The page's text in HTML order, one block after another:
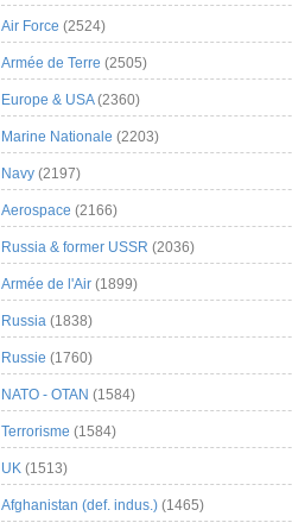
Air Force (2524)
Armée de Terre (2505)
Europe & USA(2360)
Marine Nationale (2203)
Navy (2197)
Aerospace (2166)
Russia & former USSR (2036)
Armée de l'Air (1899)
Russia (1838)
Russie (1760)
NATO - OTAN (1584)
Terrorisme (1584)
UK (1513)
Afghanistan (def. indus.) (1465)